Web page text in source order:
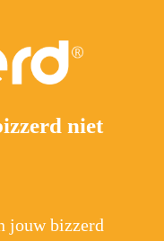
niet
jouw bizzerd